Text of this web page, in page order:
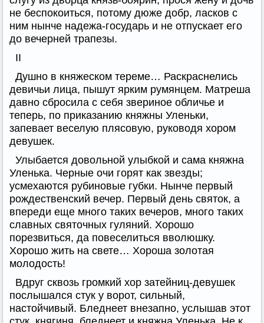
не беспокоиться, потому дюже добр, ласков с
ним нынче надежа-государь и не отпускает его
до вечерней трапезы.
II
Душно в княжеском тереме… Раскраснелись
девичьи лица, пышут ярким румянцем. Матреша
давно сбросила с себя звериное обличье и
теперь, по приказанию княжны Уленьки,
запевает веселую плясовую, руководя хором
девушек.
Улыбается довольной улыбкой и сама княжна
Уленька. Черные очи горят как звезды;
усмехаются рубиновые губки. Нынче первый
рождественский вечер. Первый день святок, а
впереди еще много таких вечеров, много таких
славных святочных гуляний. Хорошо
порезвиться, да повеселиться вволюшку.
Хорошо жить на свете… Хороша золотая
молодость!
Вдруг сквозь громкий хор затейниц-девушек
послышался стук у ворот, сильный,
настойчивый. Бледнеет внезапно, услышав этот